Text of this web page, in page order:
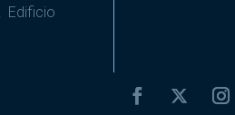
Edificio